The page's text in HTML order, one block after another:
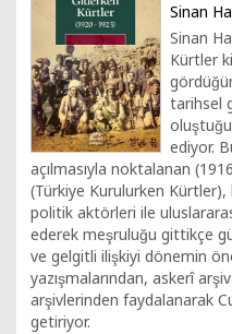
Sinan
Sinan
Kürtler
tarihsel
ediyor.
açılmasıyla noktalanan
(Türkiye Kurulurken
politik aktörleri ile
ederek meşruluğu gittikçe
ve gelgitli ilişkiyi dönemin
yazışmalarından, askerî
arşivlerinden faydalanarak
getiriyor.